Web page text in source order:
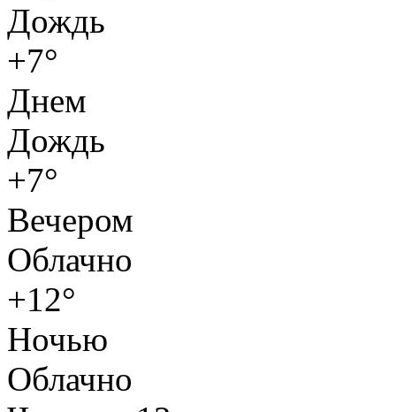
Дождь
+7°
Днем
Дождь
+7°
Вечером
Облачно
+12°
Ночью
Облачно